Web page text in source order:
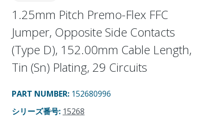
1.25mm Pitch Premo-Flex FFC
Jumper, Opposite Side Contacts
(Type D), 152.00mm Cable Length,
Tin (Sn) Plating, 29 Circuits
PART NUMBER: 152680996
シリーズ番号: 15268